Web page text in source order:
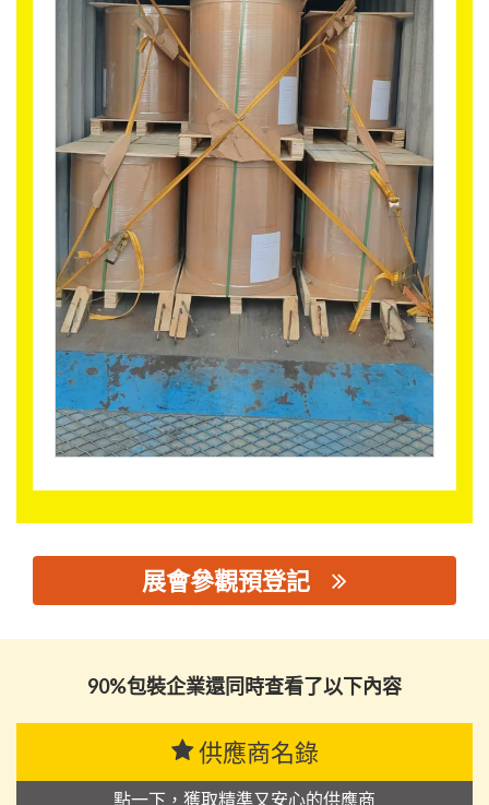
展會參觀預登記
90%包裝企業還同時查看了以下內容
供應商名錄
點一下，獲取精準又安心的供應商